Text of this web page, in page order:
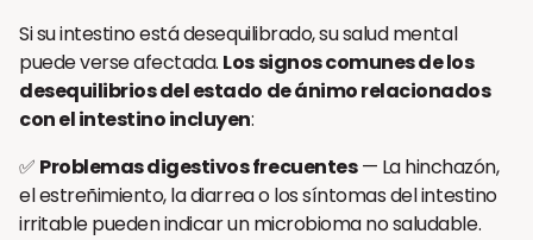
Si su intestino está desequilibrado, su salud mental
puede verse afectada. Los signos comunes de los
desequilibrios del estado de ánimo relacionados
con el intestino incluyen:
✅ Problemas digestivos frecuentes— La hinchazón,
el estreñimiento, la diarrea o los síntomas del intestino
irritable pueden indicar un microbioma no saludable.